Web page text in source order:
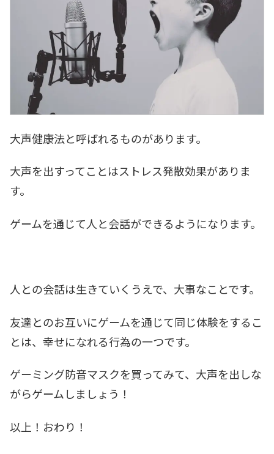
大声健康法と呼ばれるものがあります。
大声を出すってことはストレス発散効果がありま
す。
ゲームを通じて人と会話ができるようになります。
人との会話は生きていくうえで、大事なことです。
友達とのお互いにゲームを通じて同じ体験をするこ
とは、幸せになれる行為の一つです。
ゲーミング防音マスクを買ってみて、大声を出しな
がらゲームしましょう！
以上！おわり！